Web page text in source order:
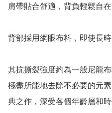
肩帶貼合舒適，背負輕鬆自
背部採用網眼布料，即使長
其抗撕裂強度約為一般尼龍
極盡所能地去除不必要的元
典之作，深受各個年齡層和